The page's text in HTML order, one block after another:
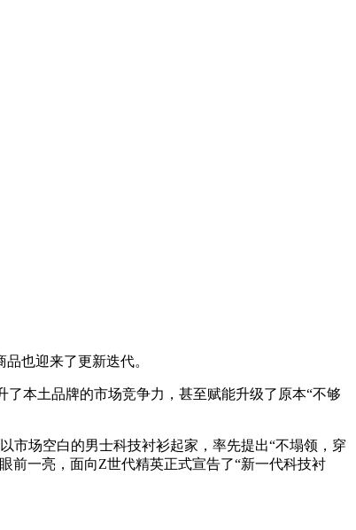
也迎来了更新迭代。
本土品牌的市场竞争力，甚至赋能升级了原本“不够
市场空白的男士科技衬衫起家，率先提出“不塌领，穿
前一亮，面向Z世代精英正式宣告了“新一代科技衬